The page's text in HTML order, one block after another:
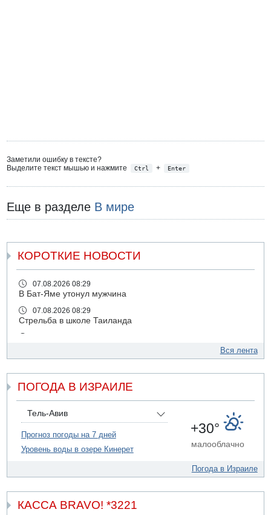
Заметили ошибку в тексте?
Выделите текст мышью и нажмите
Ctrl + Enter
Еще в разделе В мире
КОРОТКИЕ НОВОСТИ
07.08.2026 08:29
В Бат-Яме утонул мужчина
07.08.2026 08:29
Стрельба в школе Таиланда
Саудовская Аравия сообщает о нападении хуситов
06.08.2026 13:43
И еще иранские агенты
06.08.2026 13:13
Арестованы двое подозреваемых в стрельбе по
электрической компании
06.08.2026 13:07
США не будут давить на Израиль в вопросе Ливана
06.08.2026 11:41
Вся лента
ПОГОДА В ИЗРАИЛЕ
Тель-Авив
Прогноз погоды на 7 дней
Уровень воды в озере Кинерет
+30°
малооблачно
Погода в Израиле
КАССА BRAVO! *3221